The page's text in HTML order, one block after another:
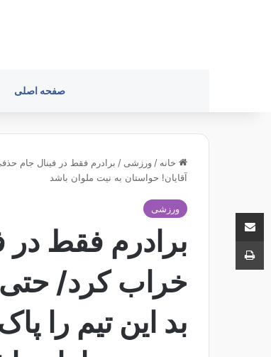
صفحه اصلی
خانه / ورزشی / برادرم فقط در فینال جام
آقایان! حواستان به نیت ملوان باشد
ورزشی
برادرم فقط در
خراب کرد/ حتی
بد این تیم را